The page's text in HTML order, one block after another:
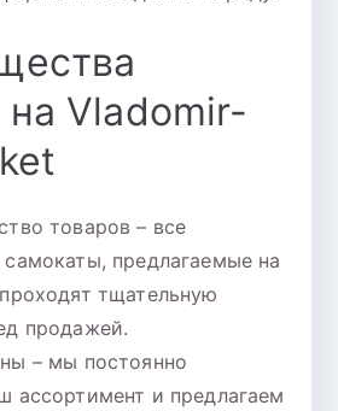
на Vladomir-
товаров – все
предлагаемые на
тщательную
продажей.
– мы постоянно
ассортимент и предлагаем